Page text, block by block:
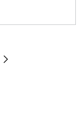
Pagina successiva